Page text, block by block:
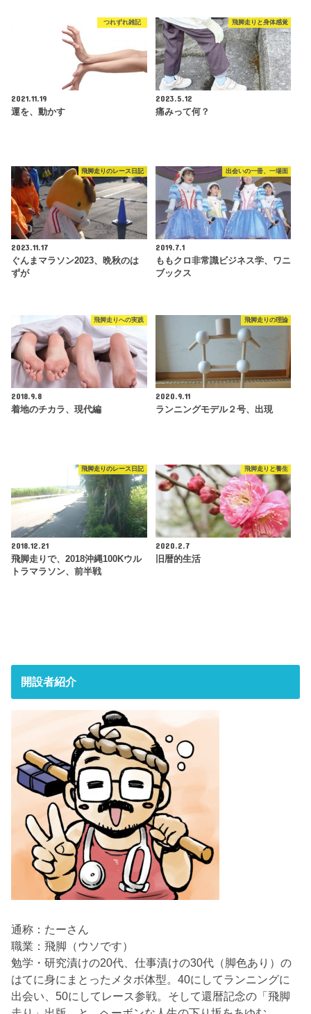
つれずれ雑記
2021.11.19
運を、動かす
飛脚走りと身体感覚
2023.5.12
痛みって何？
飛脚走りのレース日記
2023.11.17
ぐんまマラソン2023、晩秋のは
ずが
出会いの一冊、一場面
2019.7.1
ももクロ非常識ビジネス学、ワニ
ブックス
飛脚走りへの実践
2018.9.8
着地のチカラ、現代編
飛脚走りの理論
2020.9.11
ランニングモデル２号、出現
飛脚走りのレース日記
2018.12.21
飛脚走りで、2018沖縄100Kウル
トラマラソン、前半戦
飛脚走りと養生
2020.2.7
旧暦的生活
開設者紹介
通称：たーさん
職業：飛脚（ウソです）
勉学・研究漬けの20代、仕事漬けの30代（脚色あり）の
はてに身にまとったメタボ体型。40にしてランニングに
出会い、50にしてレース参戦。そして還暦記念の「飛脚